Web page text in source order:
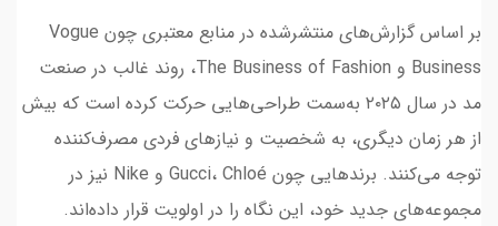
بر اساس گزارش‌های منتشرشده در منابع معتبری چون Vogue
Business و The Business of Fashion، روند غالب در صنعت
مد در سال ۲۰۲۵ به‌سمت طراحی‌هایی حرکت کرده است که بیش
از هر زمان دیگری، به شخصیت و نیازهای فردی مصرف‌کننده
توجه می‌کنند. برندهایی چون Gucci، Chloé و Nike نیز در
مجموعه‌های جدید خود، این نگاه را در اولویت قرار داده‌اند.